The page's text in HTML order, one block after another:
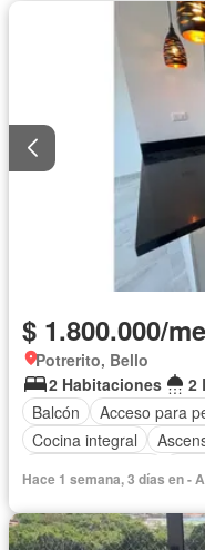
$ 1.800.000/
Potrerito, Bello
2 Habitaciones
2
Balcón
Acceso para
Cocina integral
Hace 1 semana, 3 días en -